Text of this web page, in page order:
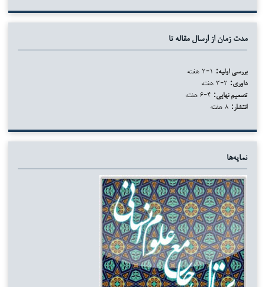
مدت زمان از ارسال مقاله تا
بررسی اولیه:
داوری:
تصمیم نهایی:
انتشار:
نمایه‌ها